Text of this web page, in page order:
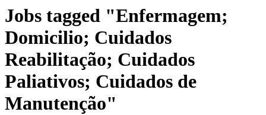
Jobs tagged "Enfermagem;
Domicilio; Cuidados
Reabilitação; Cuidados
Paliativos; Cuidados de
Manutenção"